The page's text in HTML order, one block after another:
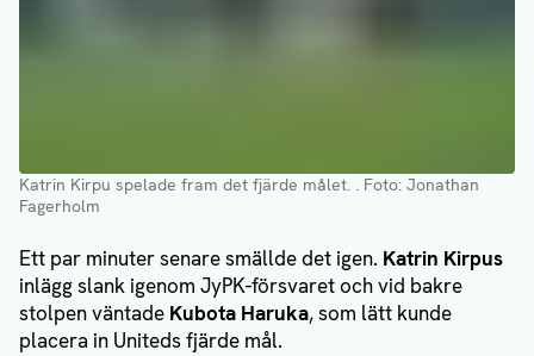
Katrin Kirpu spelade fram det fjärde målet. . Foto: Jonathan
Fagerholm
Ett par minuter senare smällde det igen. Katrin Kirpus
inlägg slank igenom JyPK-försvaret och vid bakre
stolpen väntade Kubota Haruka, som lätt kunde
placera in Uniteds fjärde mål.